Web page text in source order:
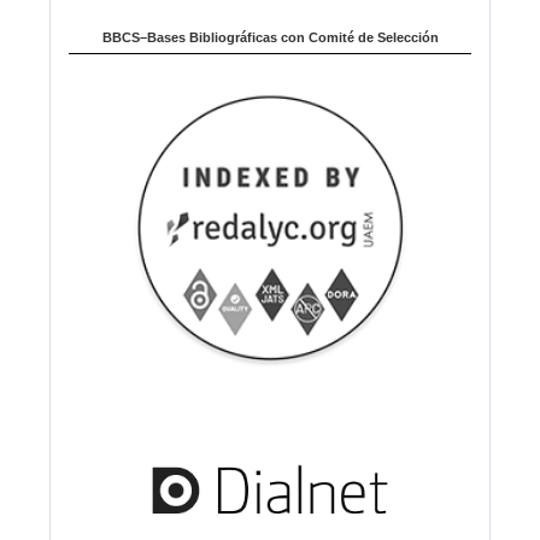
BBCS–Bases Bibliográficas con Comité de Selección